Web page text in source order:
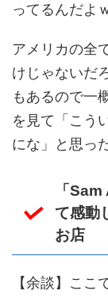
ってるんだよｗ
アメリカの全
けじゃないだ
もあるので一
を見て「こう
にな」と思っ
「
て感動
お店
【余談】ここ